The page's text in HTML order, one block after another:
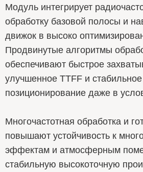
Модуль интегрирует
обработку базовой полосы и
движок в высоко
Продвинутые алгоритмы
обеспечивают быстрое
улучшенное TTFF и стабильное
позиционирование даже в
Многочастотная обработка и
повышают устойчивость к
эффектам и атмосферным
стабильную высокоточную